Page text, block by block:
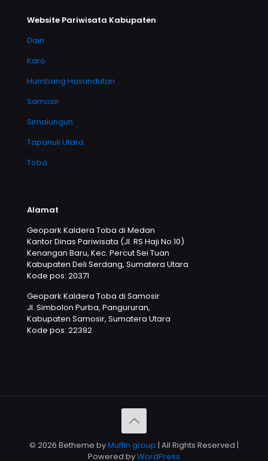
Website Pariwisata Kabupaten
Dairi
Karo
Humbang Hasundutan
Samosir
Simalungun
Tapanuli Utara
Toba
Alamat
Geopark Kaldera Toba di Medan
Kantor Dinas Pariwisata (Jl. RS Haji No.10)
Kenangan Baru, Kec. Percut Sei Tuan
Kabupaten Deli Serdang, Sumatera Utara
Kode pos: 20371
Geopark Kaldera Toba di Samosir
Jl. Simbolon Purba, Pangururan,
Kabupaten Samosir, Sumatera Utara
Kode pos: 22392
© 2026 Betheme byMuffin group | All Rights Reserved |
Powered byWordPress